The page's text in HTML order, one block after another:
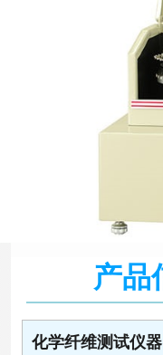
产品
化学纤维测试仪器